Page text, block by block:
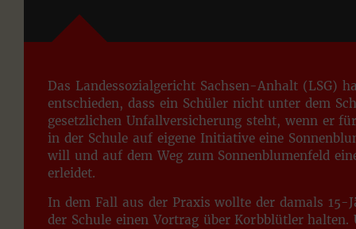
Das Landessozialgericht Sachsen-Anhalt (LSG)
entschieden, dass ein Schüler nicht unter dem
gesetzlichen Unfallversicherung steht, wenn er
in der Schule auf eigene Initiative eine
will und auf dem Weg zum Sonnenblumenfeld
erleidet.
In dem Fall aus der Praxis wollte der damals 15-
der Schule einen Vortrag über Korbblütler halten.